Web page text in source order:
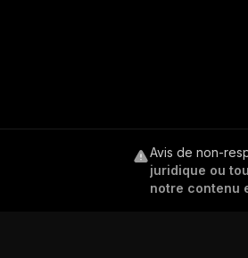
Avis de non-
juridique ou
notre contenu